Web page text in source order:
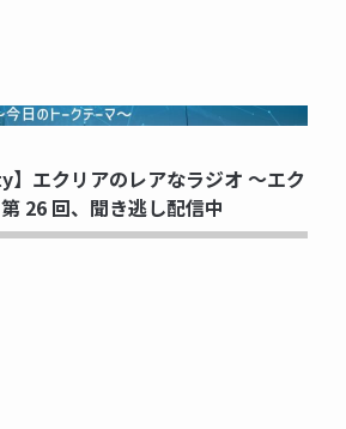
NOW PRINTING...
】エクリアのレアなラジオ ～エク
26 回、聞き逃し配信中